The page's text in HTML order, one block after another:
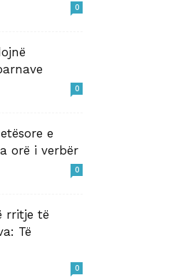
0
0
e
orë i verbër
0
rritje të
Të
0